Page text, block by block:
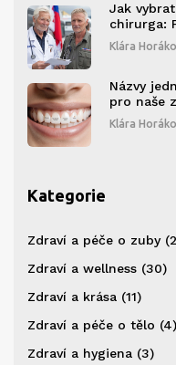
Jak
chirurga:
Klára
Názvy
pro naše
Klára
Kategorie
Zdraví a péče o zuby
Zdraví a wellness (30)
Zdraví a krása (11)
Zdraví a péče o tělo (4)
Zdraví a hygiena (3)